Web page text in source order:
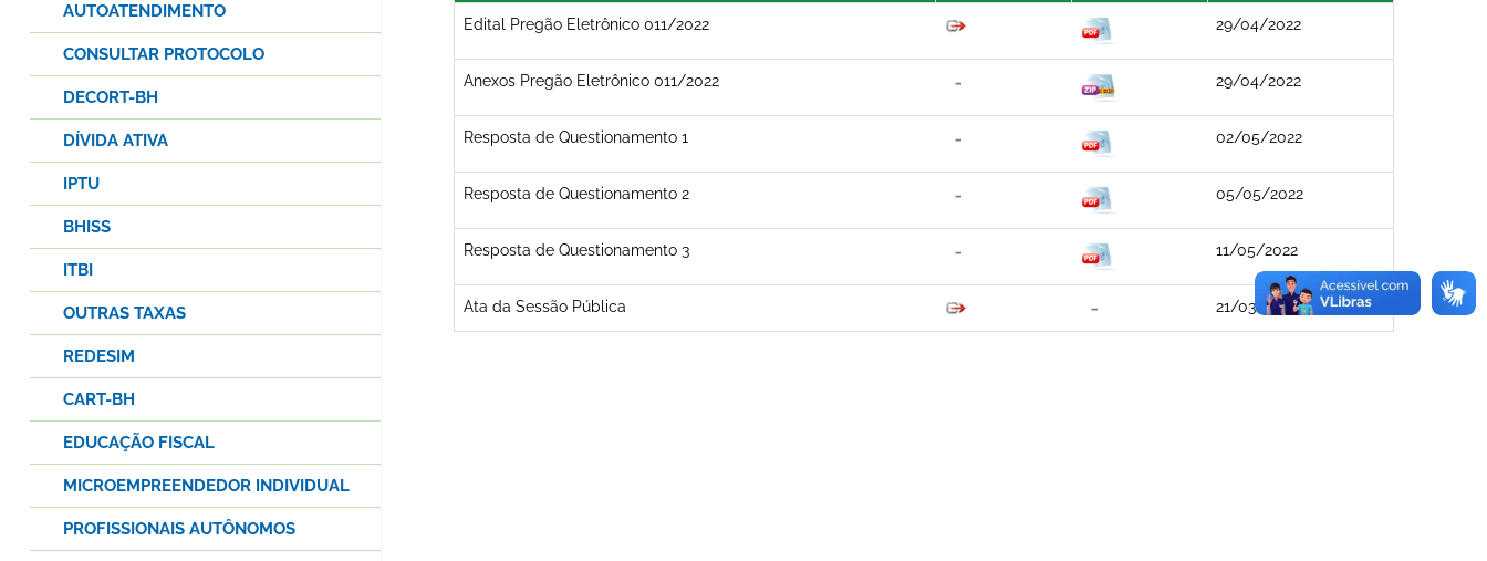
Edital Pregão Eletrônico 011/2022 29/04/2022
Anexos Pregão Eletrônico 011/2022 29/04/2022
Resposta de Questionamento 1 02/05/2022
Resposta de Questionamento 2 05/05/2022
Resposta de Questionamento 3 11/05/2022
Ata da Sessão Pública 21/03/2023
AUTOATENDIMENTO
CONSULTAR PROTOCOLO
DECORT-BH
DÍVIDA ATIVA
IPTU
BHISS
ITBI
OUTRAS TAXAS
REDESIM
CART-BH
EDUCAÇÃO FISCAL
MICROEMPREENDEDOR INDIVIDUAL
PROFISSIONAIS AUTÔNOMOS